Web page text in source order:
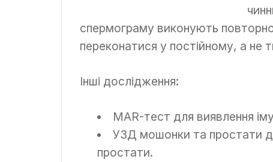
спермограму виконують
переконатися у постійному, а не
Інші дослідження:
MAR-тест для виявлення
УЗД мошонки та простати
простати.